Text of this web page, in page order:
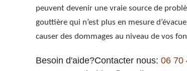
peuvent devenir une vraie source de
gouttière qui n’est plus en mesure
causer des dommages au niveau de vos
Besoin d'aide?Contacter nous: 06 70